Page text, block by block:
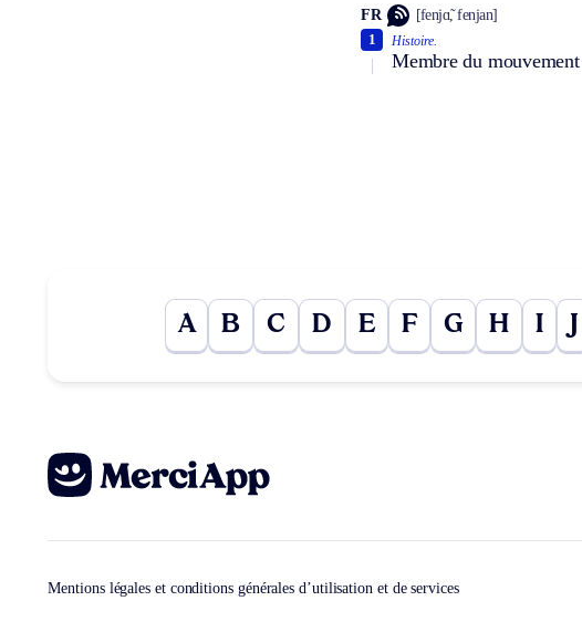
FR [fenjɑ̃, fenjan]
Histoire.
Membre du
1
A B C D E F G H I
Mentions légales et conditions générales d’utilisation et de services